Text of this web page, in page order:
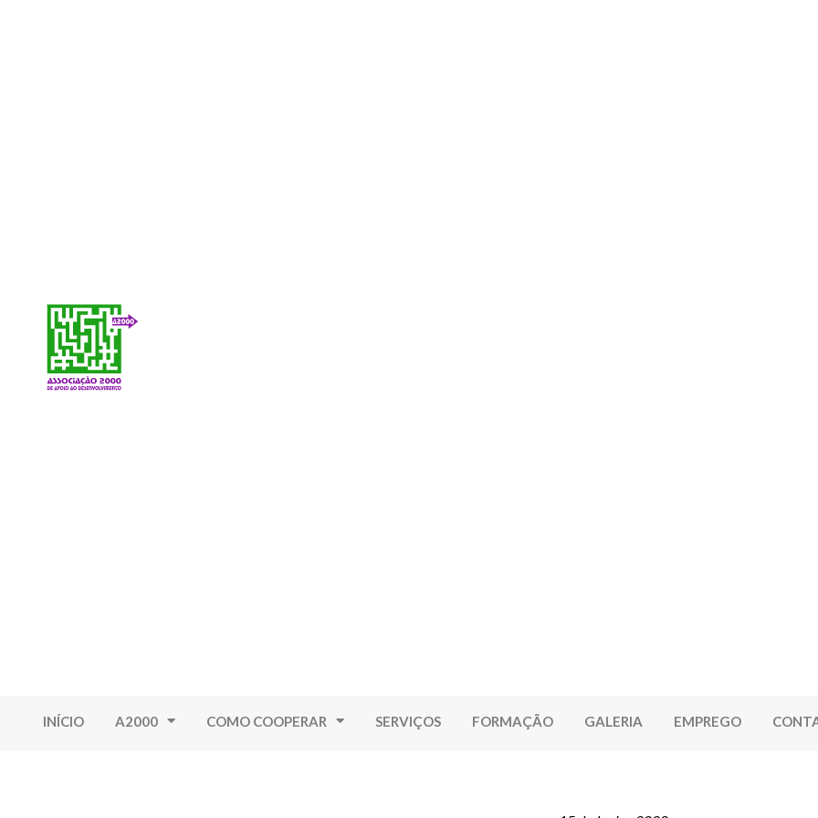
INÍCIO A2000 COMO COOPERAR SERVIÇOS FORMAÇÃO GALERIA EMPREGO